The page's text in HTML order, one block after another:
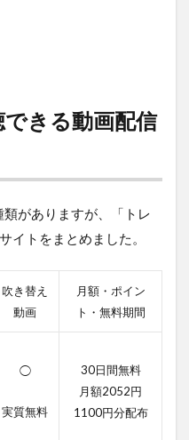
きる動画配信
がありますが、「トレ
イトをまとめました。
吹き替え
動画
月額・ポイン
ト・無料期間
◯
実質無料
30日間無料
月額2052円
1100円分配布